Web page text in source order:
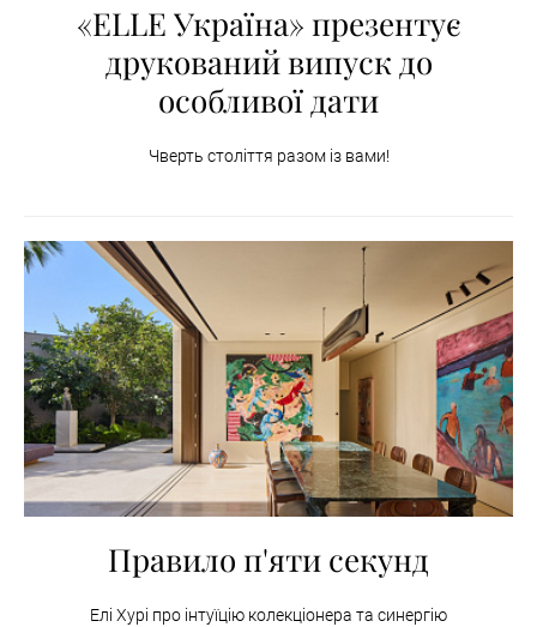
«ELLE Україна» презентує
друкований випуск до
особливої дати
Чверть століття разом із вами!
Правило п'яти секунд
Елі Хурі про інтуїцію колекціонера та синергію